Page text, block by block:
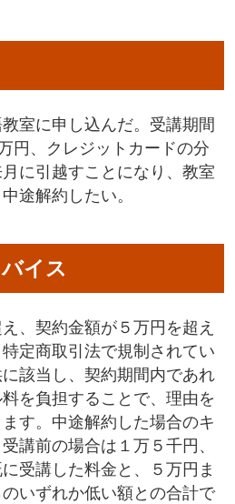
室に申し込んだ。受講期間
円、クレジットカードの分
に引越すことになり、教室
途解約したい。
イス
、契約金額が５万円を超え
定商取引法で規制されてい
該当し、契約期間内であれ
を負担することで、理由を
す。中途解約した場合のキ
講前の場合は１万５千円、
受講した料金と、５万円ま
いずれか低い額との合計で